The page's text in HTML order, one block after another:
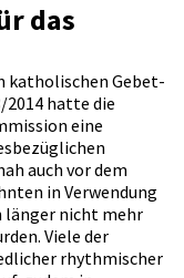
das
katholischen Gebet-
2014 hatte die
eine
auch vor dem
in Verwendung
länger nicht mehr
Viele der
rhythmischer